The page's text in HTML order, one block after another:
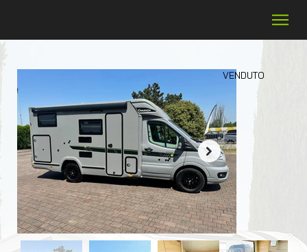
VENDUTO